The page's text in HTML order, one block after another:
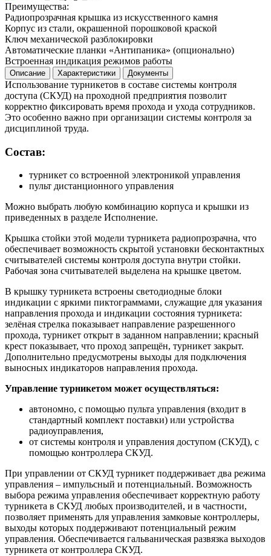
Преимущества:
Радиопрозрачная крышка из искусственного камня
Корпус из стали, окрашенной порошковой краской
Ключ механической разблокировки
Автоматические планки «Антипаника» (опционально)
Встроенная индикация режимов работы
Описание Характеристики Документы
Использование турникетов в составе системы контроля
доступа (СКУД) на проходной предприятия позволит
корректно фиксировать время прохода и ухода сотрудников.
Это особенно важно при организации системы контроля за
дисциплиной труда.
Состав:
турникет со встроенной электроникой управления
пульт дистанционного управления
Можно выбрать любую комбинацию корпуса и крышки из
приведенных в разделе Исполнение.
Крышка стойки этой модели турникета радиопрозрачна, что
обеспечивает возможность скрытой установки бесконтактных
считывателей системы контроля доступа внутри стойки.
Рабочая зона считывателей выделена на крышке цветом.
В крышку турникета встроены светодиодные блоки
индикации с яркими пиктограммами, служащие для указания
направления прохода и индикации состояния турникета:
зелёная стрелка показывает направление разрешенного
прохода, турникет открыт в заданном направлении; красный
крест показывает, что проход запрещён, турникет закрыт.
Дополнительно предусмотрены выходы для подключения
выносных индикаторов направления прохода.
Управление турникетом может осуществляться:
автономно, с помощью пульта управления (входит в
стандартный комплект поставки) или устройства
радиоуправления,
от системы контроля и управления доступом (СКУД), с
помощью контроллера СКУД.
При управлении от СКУД турникет поддерживает два режима
управления – импульсный и потенциальный. Возможность
выбора режима управления обеспечивает корректную работу
турникета в СКУД любых производителей, и в частности,
позволяет применять для управления замковые контроллеры,
выходы которых поддерживают потенциальный режим
управления. Обеспечивается гальваническая развязка выходов
турникета от контроллера СКУД.